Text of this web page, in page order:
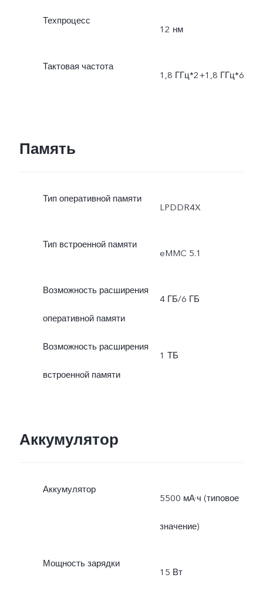
Техпроцесс
12 нм
Тактовая частота
1,8 ГГц*2+1,8 ГГц*6
Память
Тип оперативной памяти
LPDDR4X
Тип встроенной памяти
eMMC 5.1
Возможность расширения
оперативной памяти
4 ГБ/6 ГБ
Возможность расширения
встроенной памяти
1 ТБ
Аккумулятор
Аккумулятор
5500 мА·ч (типовое
значение)
Мощность зарядки
15 Вт